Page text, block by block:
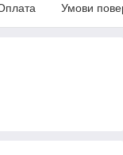
Умови